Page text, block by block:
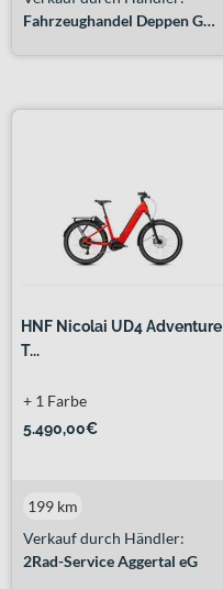
Fahrzeughandel Deppen GmbH
HNF Nicolai UD4 Adventure
T...
5.490,00€
+ 1 Farbe
Verkauf durch Händler:
2Rad-Service Aggertal eG
199 km